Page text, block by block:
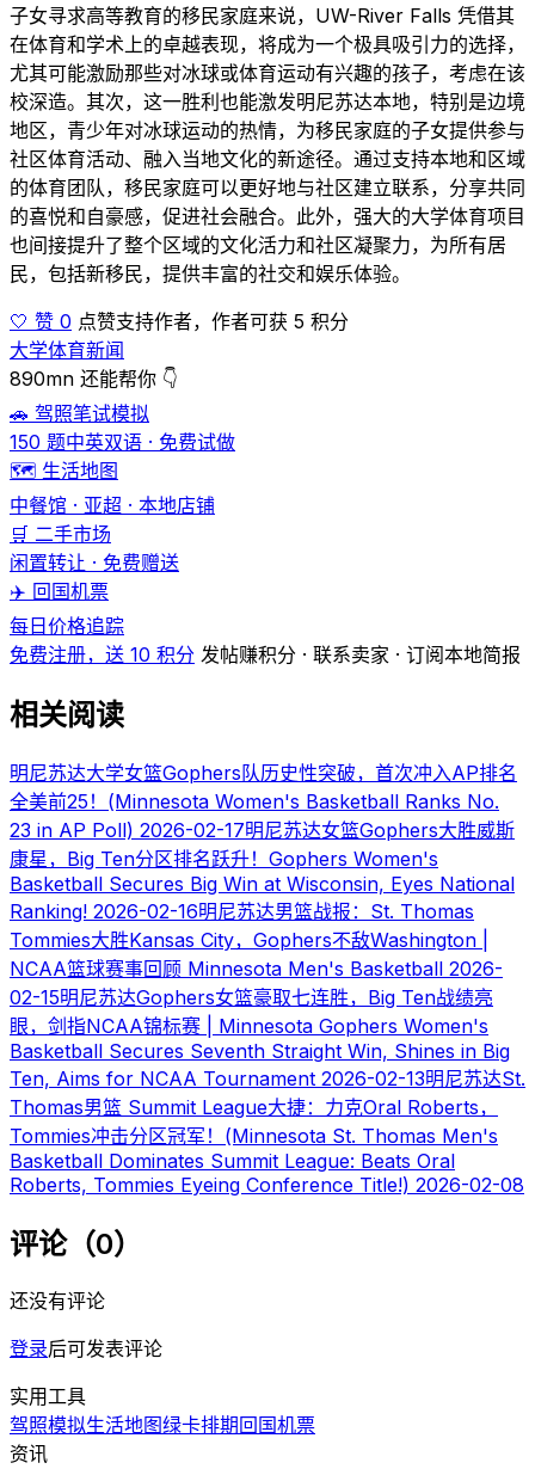
子女寻求高等教育的移民家庭来说，UW-River Falls 凭借其
在体育和学术上的卓越表现，将成为一个极具吸引力的选择，
尤其可能激励那些对冰球或体育运动有兴趣的孩子，考虑在该
校深造。其次，这一胜利也能激发明尼苏达本地，特别是边境
地区，青少年对冰球运动的热情，为移民家庭的子女提供参与
社区体育活动、融入当地文化的新途径。通过支持本地和区域
的体育团队，移民家庭可以更好地与社区建立联系，分享共同
的喜悦和自豪感，促进社会融合。此外，强大的大学体育项目
也间接提升了整个区域的文化活力和社区凝聚力，为所有居
民，包括新移民，提供丰富的社交和娱乐体验。
🤍 赞 0 点赞支持作者，作者可获 5 积分
大学体育新闻
890mn 还能帮你 👇
🚗 驾照笔试模拟
150 题中英双语 · 免费试做
🗺️ 生活地图
中餐馆 · 亚超 · 本地店铺
🛒 二手市场
闲置转让 · 免费赠送
✈️ 回国机票
每日价格追踪
免费注册，送 10 积分 发帖赚积分 · 联系卖家 · 订阅本地简报
相关阅读
明尼苏达大学女篮Gophers队历史性突破，首次冲入AP排名
全美前25！(Minnesota Women's Basketball Ranks No.
23 in AP Poll) 2026-02-17明尼苏达女篮Gophers大胜威斯
康星，Big Ten分区排名跃升！Gophers Women's
Basketball Secures Big Win at Wisconsin, Eyes National
Ranking! 2026-02-16明尼苏达男篮战报：St. Thomas
Tommies大胜Kansas City，Gophers不敌Washington |
NCAA篮球赛事回顾 Minnesota Men's Basketball 2026-
02-15明尼苏达Gophers女篮豪取七连胜，Big Ten战绩亮
眼，剑指NCAA锦标赛 | Minnesota Gophers Women's
Basketball Secures Seventh Straight Win, Shines in Big
Ten, Aims for NCAA Tournament 2026-02-13明尼苏达St.
Thomas男篮 Summit League大捷：力克Oral Roberts，
Tommies冲击分区冠军！(Minnesota St. Thomas Men's
Basketball Dominates Summit League: Beats Oral
Roberts, Tommies Eyeing Conference Title!) 2026-02-08
评论（0）
还没有评论
登录后可发表评论
实用工具
驾照模拟生活地图绿卡排期 回国机票
资讯